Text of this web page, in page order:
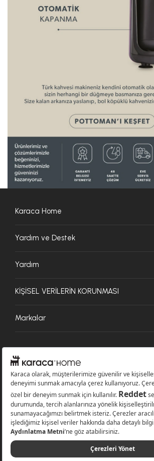
Karaca Home
Yardım ve Destek
Yardım
KİŞİSEL VERİLERİN KORUNMASI
Markalar
© 2026 Karaca Home Collection Tekstil Sanayi ve
saklıdır.